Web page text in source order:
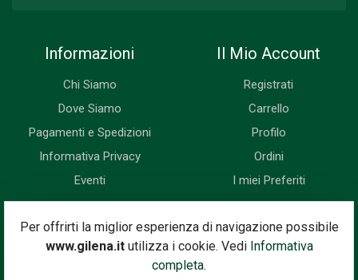
Per offrirti la miglior esperienza di navigazione possibile
www.gilena.itutilizza i cookie. Vedi Informativa
completa.
Informazioni
Chi Siamo
Dove Siamo
Pagamenti e Spedizioni
Informativa Privacy
Eventi
Il Mio Account
Registrati
Carrello
Profilo
Ordini
I miei Preferiti
Newsletter
Iscriviti subito alla nostra newsletter. Riceverai prima di tutti le
novità, le offerte, i prossimi eventi...